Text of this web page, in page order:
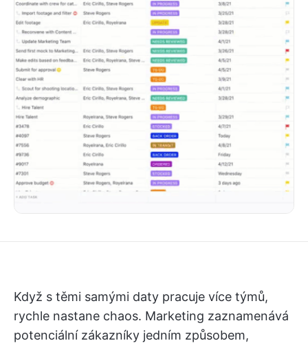
Když s těmi samými daty pracuje více týmů,
rychle nastane chaos. Marketing zaznamenává
potenciální zákazníky jedním způsobem,